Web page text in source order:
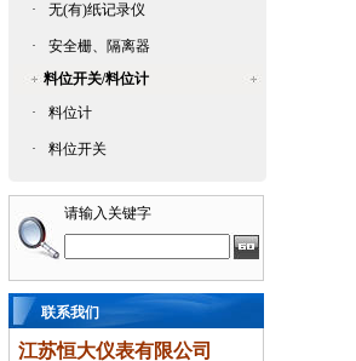
· 无(有)纸记录仪
·
安全栅、隔离器
料位开关/料位计
·
料位计
· 料位开关
请输入关键字
联系我们
江苏恒大仪表有限公司